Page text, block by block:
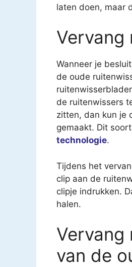
laten doen, maar
Vervang
Wanneer je
de oude
de ruitenwissers
zitten, dan kun je
gemaakt. Dit
technologie.
Tijdens het
clip aan de
clipje indrukken.
halen.
Vervang
van de